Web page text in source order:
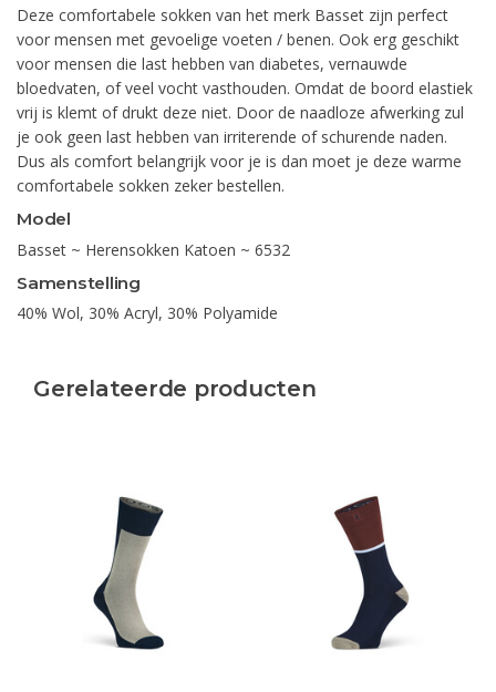
Deze comfortabele sokken van het merk Basset zijn perfect
voor mensen met gevoelige voeten / benen. Ook erg geschikt
voor mensen die last hebben van diabetes, vernauwde
bloedvaten, of veel vocht vasthouden. Omdat de boord elastiek
vrij is klemt of drukt deze niet. Door de naadloze afwerking zul
je ook geen last hebben van irriterende of schurende naden.
Dus als comfort belangrijk voor je is dan moet je deze warme
comfortabele sokken zeker bestellen.
Model
Basset ~ Herensokken Katoen ~ 6532
Samenstelling
40% Wol, 30% Acryl, 30% Polyamide
Gerelateerde producten